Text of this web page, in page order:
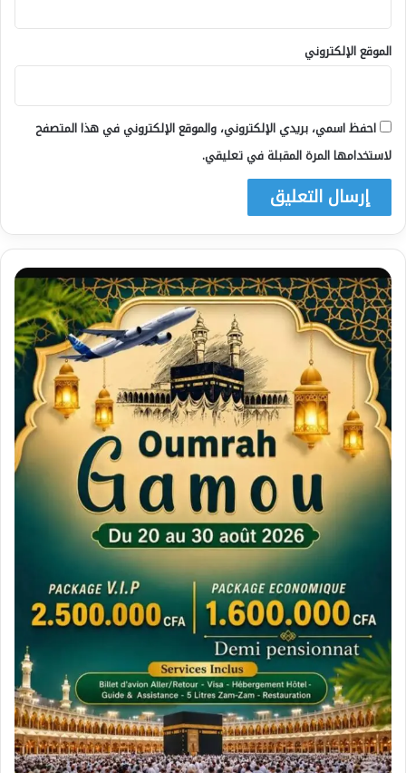
الموقع الإلكتروني
احفظ اسمي، بريدي الإلكتروني، والموقع الإلكتروني في هذا المتصفح
لاستخدامها المرة المقبلة في تعليقي.